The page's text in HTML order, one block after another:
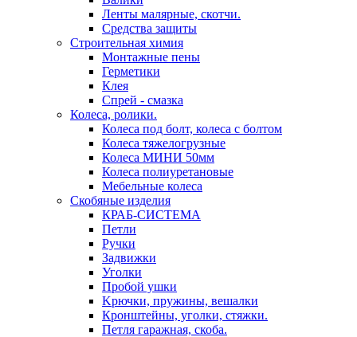
Ленты малярные, скотчи.
Средства защиты
Строительная химия
Монтажные пены
Герметики
Клея
Спрей - смазка
Колеса, ролики.
Колеса под болт, колеса с болтом
Колеса тяжелогрузные
Колеса МИНИ 50мм
Колеса полиуретановые
Мебельные колеса
Скобяные изделия
КРАБ-СИСТЕМА
Петли
Ручки
Задвижки
Уголки
Пробой ушки
Kрючки, пружины, вешалки
Кронштейны, уголки, стяжки.
Петля гаражная, скоба.